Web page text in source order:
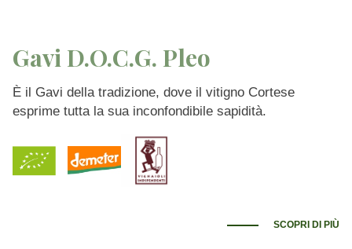
Gavi D.O.C.G. Pleo
È il Gavi della tradizione, dove il vitigno Cortese
esprime tutta la sua inconfondibile sapidità.
SCOPRI DI PIÙ